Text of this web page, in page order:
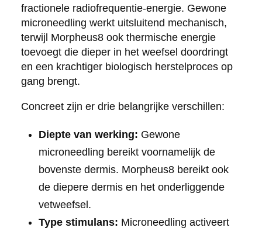
fractionele radiofrequentie-energie. Gewone
microneedling werkt uitsluitend mechanisch,
terwijl Morpheus8 ook thermische energie
toevoegt die dieper in het weefsel doordringt
en een krachtiger biologisch herstelproces op
gang brengt.
Concreet zijn er drie belangrijke verschillen:
Diepte van werking: Gewone
microneedling bereikt voornamelijk de
bovenste dermis. Morpheus8 bereikt ook
de diepere dermis en het onderliggende
vetweefsel.
Type stimulans: Microneedling activeert